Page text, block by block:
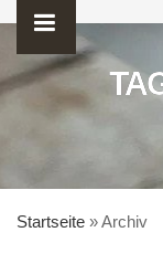
Startseite »Archiv